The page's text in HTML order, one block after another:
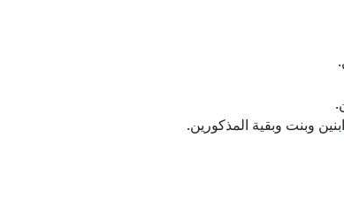
وبنت وبقية المذكورين.